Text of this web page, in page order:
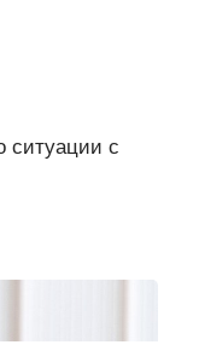
ситуации с